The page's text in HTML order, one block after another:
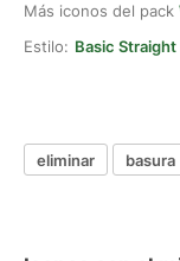
Más iconos del pack
Estilo: Basic Straight
eliminar basura